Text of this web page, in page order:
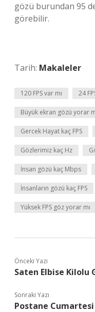
gözü burundan 95
görebilir.
Tarih: Makaleler
120 FPS var mı 24
Büyük ekran gözü yorar
Gercek Hayat kaç FPS
Gözlerimiz kaç Hz
İnsan gözü kaç Mbps
İnsanların gözü kaç FPS
Yüksek FPS göz yorar mı
Önceki Yazı
Saten Elbise Kilolu
Sonraki Yazı
Postane Cumartesi